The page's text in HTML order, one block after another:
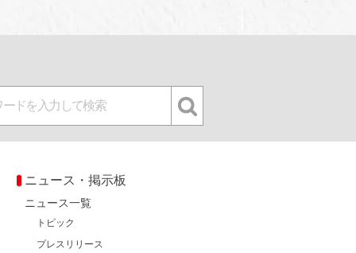
ニュース・掲示板
ニュース一覧
トピック
プレスリリース